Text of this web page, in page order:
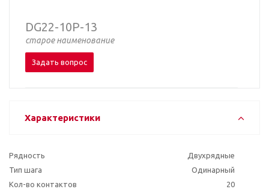
DG22-10P-13
старое наименование
Задать вопрос
Характеристики
Рядность
Двухрядные
Тип шага
Одинарный
Кол-во контактов
20